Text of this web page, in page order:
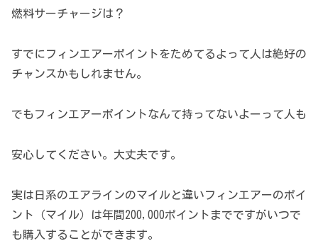
燃料サーチャージは？
すでにフィンエアーポイントをためてるよって人は絶好の
チャンスかもしれません。
でもフィンエアーポイントなんて持ってないよーって人も
安心してください。大丈夫です。
実は日系のエアラインのマイルと違いフィンエアーのポイ
ント（マイル）は年間200,000ポイントまでですがいつで
も購入することができます。